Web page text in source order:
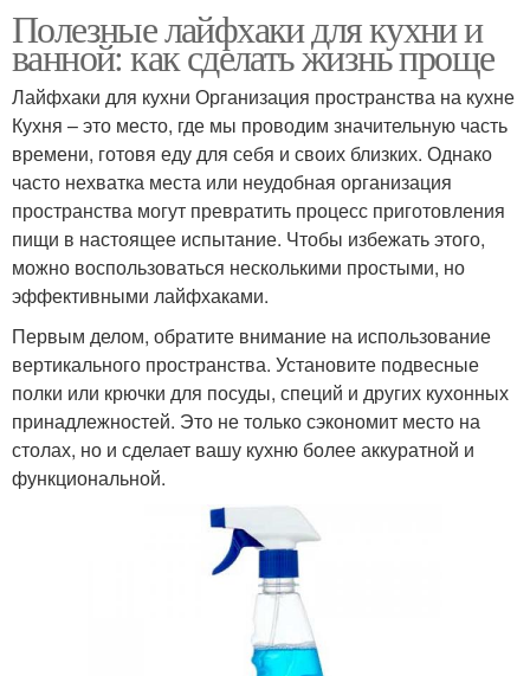
Полезные лайфхаки для кухни и
ванной: как сделать жизнь проще
Лайфхаки для кухни Организация пространства на кухне
Кухня – это место, где мы проводим значительную часть
времени, готовя еду для себя и своих близких. Однако
часто нехватка места или неудобная организация
пространства могут превратить процесс приготовления
пищи в настоящее испытание. Чтобы избежать этого,
можно воспользоваться несколькими простыми, но
эффективными лайфхаками.
Первым делом, обратите внимание на использование
вертикального пространства. Установите подвесные
полки или крючки для посуды, специй и других кухонных
принадлежностей. Это не только сэкономит место на
столах, но и сделает вашу кухню более аккуратной и
функциональной.